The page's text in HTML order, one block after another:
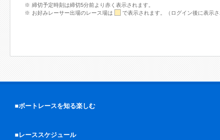
締切予定時刻は締切5分前より赤く表示されます。
お好みレーサー出場のレース場は
で表示されます。（ログイン後に表示
■ボートレースを知る楽しむ
■レーススケジュール